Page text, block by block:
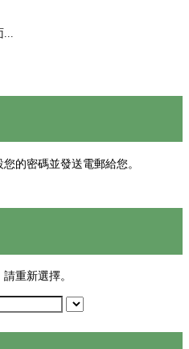
的密碼並發送電郵給您。
重新選擇。